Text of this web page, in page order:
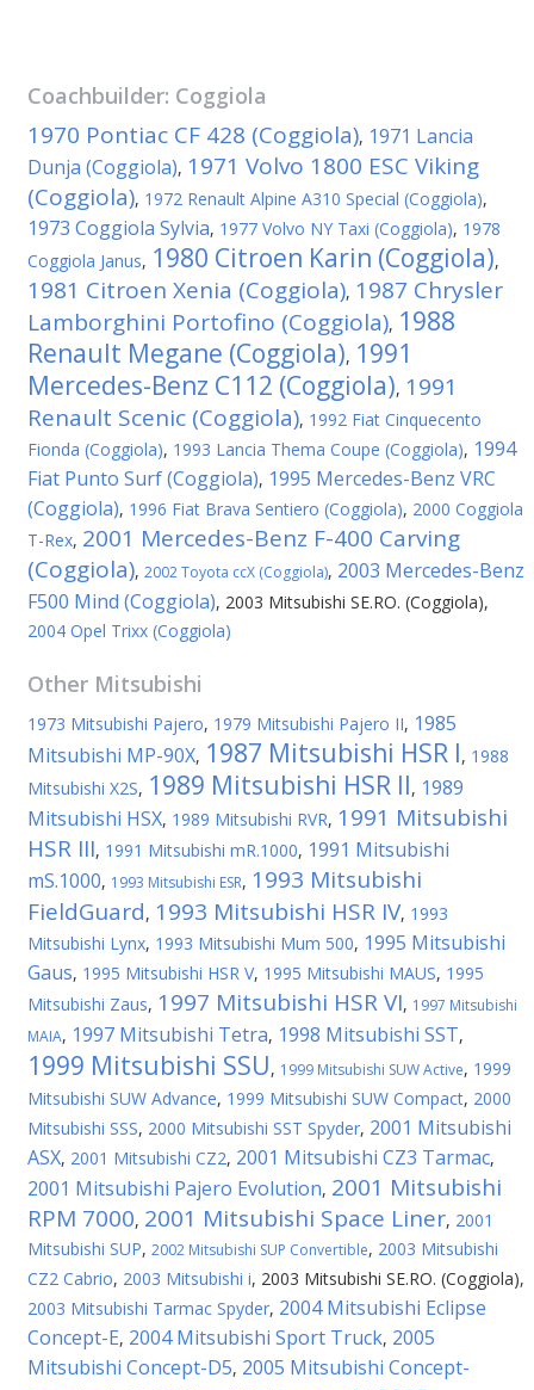
Coachbuilder: Coggiola
1970 Pontiac CF 428 (Coggiola), 1971 Lancia
Dunja (Coggiola), 1971 Volvo 1800 ESC Viking
(Coggiola), 1972 Renault Alpine A310 Special (Coggiola),
1973 Coggiola Sylvia, 1977 Volvo NY Taxi (Coggiola), 1978
Coggiola Janus, 1980 Citroen Karin (Coggiola),
1981 Citroen Xenia (Coggiola), 1987 Chrysler
Lamborghini Portofino (Coggiola), 1988
Renault Megane (Coggiola), 1991
Mercedes-Benz C112 (Coggiola), 1991
Renault Scenic (Coggiola), 1992 Fiat Cinquecento
Fionda (Coggiola), 1993 Lancia Thema Coupe (Coggiola), 1994
Fiat Punto Surf (Coggiola), 1995 Mercedes-Benz VRC
(Coggiola), 1996 Fiat Brava Sentiero (Coggiola), 2000 Coggiola
T-Rex, 2001 Mercedes-Benz F-400 Carving
(Coggiola), 2002 Toyota ccX (Coggiola), 2003 Mercedes-Benz
F500 Mind (Coggiola), 2003 Mitsubishi SE.RO. (Coggiola),
2004 Opel Trixx (Coggiola)
Other Mitsubishi
1973 Mitsubishi Pajero, 1979 Mitsubishi Pajero II, 1985
Mitsubishi MP-90X, 1987 Mitsubishi HSR I, 1988
Mitsubishi X2S, 1989 Mitsubishi HSR II, 1989
Mitsubishi HSX, 1989 Mitsubishi RVR, 1991 Mitsubishi
HSR III, 1991 Mitsubishi mR.1000, 1991 Mitsubishi
mS.1000, 1993 Mitsubishi ESR, 1993 Mitsubishi
FieldGuard, 1993 Mitsubishi HSR IV, 1993
Mitsubishi Lynx, 1993 Mitsubishi Mum 500, 1995 Mitsubishi
Gaus, 1995 Mitsubishi HSR V, 1995 Mitsubishi MAUS, 1995
Mitsubishi Zaus, 1997 Mitsubishi HSR VI, 1997 Mitsubishi
MAIA, 1997 Mitsubishi Tetra, 1998 Mitsubishi SST,
1999 Mitsubishi SSU, 1999 Mitsubishi SUW Active, 1999
Mitsubishi SUW Advance, 1999 Mitsubishi SUW Compact, 2000
Mitsubishi SSS, 2000 Mitsubishi SST Spyder, 2001 Mitsubishi
ASX, 2001 Mitsubishi CZ2, 2001 Mitsubishi CZ3 Tarmac,
2001 Mitsubishi Pajero Evolution, 2001 Mitsubishi
RPM 7000, 2001 Mitsubishi Space Liner, 2001
Mitsubishi SUP, 2002 Mitsubishi SUP Convertible, 2003 Mitsubishi
CZ2 Cabrio, 2003 Mitsubishi i, 2003 Mitsubishi SE.RO. (Coggiola),
2003 Mitsubishi Tarmac Spyder, 2004 Mitsubishi Eclipse
Concept-E, 2004 Mitsubishi Sport Truck, 2005
Mitsubishi Concept-D5, 2005 Mitsubishi Concept-